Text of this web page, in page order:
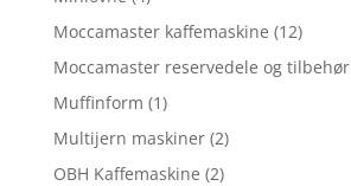
Moccamaster kaffemaskine (12)
Moccamaster reservedele og tilbehør
Muffinform (1)
Multijern maskiner (2)
OBH Kaffemaskine (2)